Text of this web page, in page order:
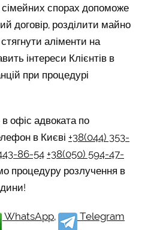
спорах допоможе
договір, розділити майно
аліменти на
інтереси Клієнтів в
при процедурі
офіс адвоката по
в Києві +38(044) 353-
86-54 +38(050) 594-47-
процедуру розлучення в
WhatsApp, Telegram